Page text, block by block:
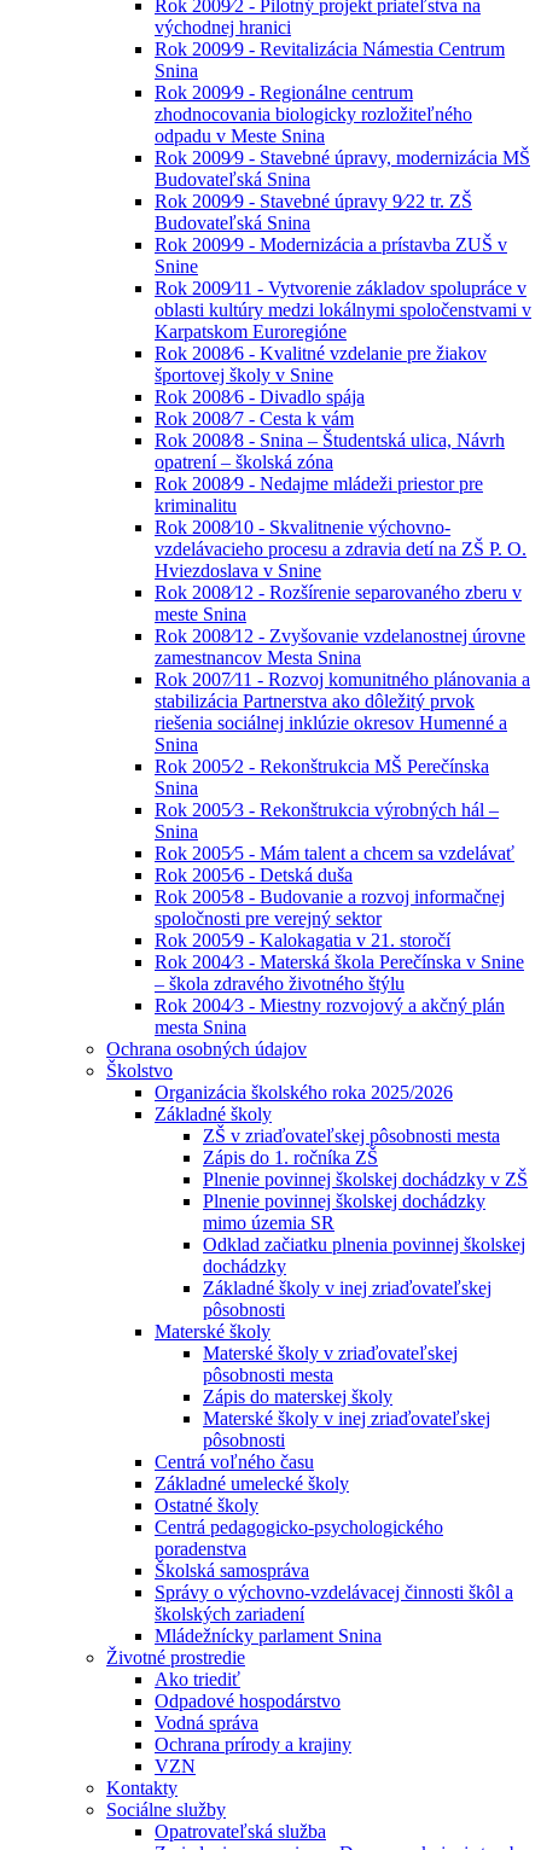
Rok 2009⁄2 - Pilotný projekt priateľstva na
východnej hranici
Rok 2009⁄9 - Revitalizácia Námestia Centrum
Snina
Rok 2009⁄9 - Regionálne centrum
zhodnocovania biologicky rozložiteľného
odpadu v Meste Snina
Rok 2009⁄9 - Stavebné úpravy, modernizácia MŠ
Budovateľská Snina
Rok 2009⁄9 - Stavebné úpravy 9⁄22 tr. ZŠ
Budovateľská Snina
Rok 2009⁄9 - Modernizácia a prístavba ZUŠ v
Snine
Rok 2009⁄11 - Vytvorenie základov spolupráce v
oblasti kultúry medzi lokálnymi spoločenstvami v
Karpatskom Euroregióne
Rok 2008⁄6 - Kvalitné vzdelanie pre žiakov
športovej školy v Snine
Rok 2008⁄6 - Divadlo spája
Rok 2008⁄7 - Cesta k vám
Rok 2008⁄8 - Snina – Študentská ulica, Návrh
opatrení – školská zóna
Rok 2008⁄9 - Nedajme mládeži priestor pre
kriminalitu
Rok 2008⁄10 - Skvalitnenie výchovno-
vzdelávacieho procesu a zdravia detí na ZŠ P. O.
Hviezdoslava v Snine
Rok 2008⁄12 - Rozšírenie separovaného zberu v
meste Snina
Rok 2008⁄12 - Zvyšovanie vzdelanostnej úrovne
zamestnancov Mesta Snina
Rok 2007⁄11 - Rozvoj komunitného plánovania a
stabilizácia Partnerstva ako dôležitý prvok
riešenia sociálnej inklúzie okresov Humenné a
Snina
Rok 2005⁄2 - Rekonštrukcia MŠ Perečínska
Snina
Rok 2005⁄3 - Rekonštrukcia výrobných hál –
Snina
Rok 2005⁄5 - Mám talent a chcem sa vzdelávať
Rok 2005⁄6 - Detská duša
Rok 2005⁄8 - Budovanie a rozvoj informačnej
spoločnosti pre verejný sektor
Rok 2005⁄9 - Kalokagatia v 21. storočí
Rok 2004⁄3 - Materská škola Perečínska v Snine
– škola zdravého životného štýlu
Rok 2004⁄3 - Miestny rozvojový a akčný plán
mesta Snina
Ochrana osobných údajov
Školstvo
Organizácia školského roka 2025/2026
Základné školy
ZŠ v zriaďovateľskej pôsobnosti mesta
Zápis do 1. ročníka ZŠ
Plnenie povinnej školskej dochádzky v ZŠ
Plnenie povinnej školskej dochádzky
mimo územia SR
Odklad začiatku plnenia povinnej školskej
dochádzky
Základné školy v inej zriaďovateľskej
pôsobnosti
Materské školy
Materské školy v zriaďovateľskej
pôsobnosti mesta
Zápis do materskej školy
Materské školy v inej zriaďovateľskej
pôsobnosti
Centrá voľného času
Základné umelecké školy
Ostatné školy
Centrá pedagogicko-psychologického
poradenstva
Školská samospráva
Správy o výchovno-vzdelávacej činnosti škôl a
školských zariadení
Mládežnícky parlament Snina
Životné prostredie
Ako triediť
Odpadové hospodárstvo
Vodná správa
Ochrana prírody a krajiny
VZN
Kontakty
Sociálne služby
Opatrovateľská služba